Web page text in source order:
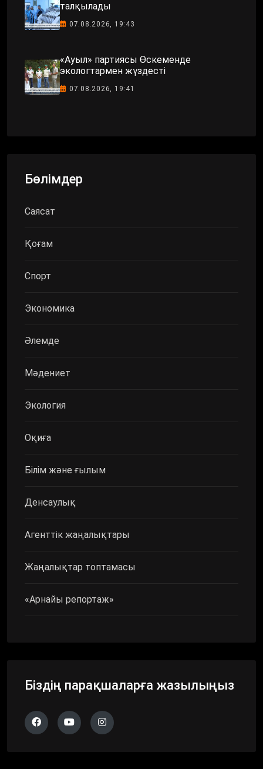
талқылады
07.08.2026, 19:43
«Ауыл» партиясы Өскеменде
экологтармен жүздесті
07.08.2026, 19:41
Бөлімдер
Саясат
Қоғам
Спорт
Экономика
Әлемде
Мәдениет
Экология
Оқиға
Білім және ғылым
Денсаулық
Агенттік жаңалықтары
Жаңалықтар топтамасы
«Арнайы репортаж»
Біздің парақшаларға жазылыңыз